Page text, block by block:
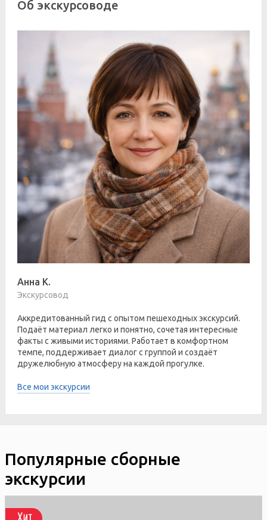
Об экскурсоводе
Анна К.
Экскурсовод
Аккредитованный гид с опытом пешеходных экскурсий.
Подаёт материал легко и понятно, сочетая интересные
факты с живыми историями. Работает в комфортном
темпе, поддерживает диалог с группой и создаёт
дружелюбную атмосферу на каждой прогулке.
Все мои экскурсии
Популярные сборные
экскурсии